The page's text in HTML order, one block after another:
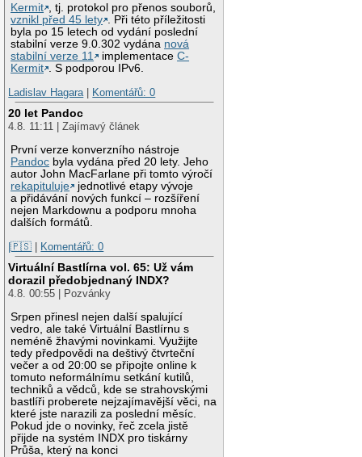
Kermit
, tj. protokol pro přenos souborů,
vznikl před 45 lety
. Při této příležitosti
byla po 15 letech od vydání poslední
stabilní verze 9.0.302 vydána nová
stabilní verze 11
implementaceC-
Kermit
. S podporou IPv6.
Ladislav Hagara | Komentářů: 0
20 let Pandoc
4.8. 11:11 | Zajímavý článek
První verze konverzního nástroje
Pandoc byla vydána před 20 lety. Jeho
autor John MacFarlane při tomto výročí
rekapituluje
jednotlivé etapy vývoje
a přidávání nových funkcí – rozšíření
nejen Markdownu a podporu mnoha
dalších formátů.
|🇵🇸 | Komentářů: 0
Virtuální Bastlírna vol. 65: Už vám
dorazil předobjednaný INDX?
4.8. 00:55 | Pozvánky
Srpen přinesl nejen další spalující
vedro, ale také Virtuální Bastlírnu s
neméně žhavými novinkami. Využijte
tedy předpovědi na deštivý čtvrteční
večer a od 20:00 se připojte online k
tomuto neformálnímu setkání kutilů,
techniků a vědců, kde se strahovskými
bastlíři proberete nejzajímavější věci, na
které jste narazili za poslední měsíc.
Pokud jde o novinky, řeč zcela jistě
přijde na systém INDX pro tiskárny
Průša, který na konci